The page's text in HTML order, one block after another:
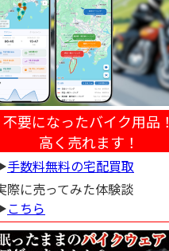
不要になったバイク用品！
高く売れます！
手数料無料の宅配買取
際に売ってみた体験談
こちら